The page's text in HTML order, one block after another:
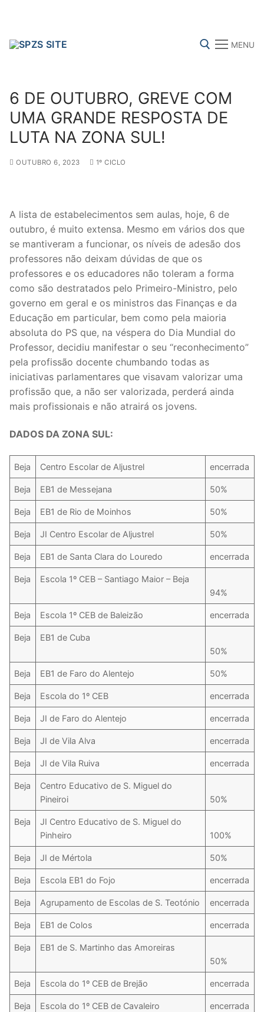
Search for:
MENU
FENPROF CGTP-IN FRENTE COMUM
sindicalização
Notícias
Legislação
Sectores
PRÉ-ESCOLAR
1º CICLO
2º/3º CEB / SECUNDÁRIO
ENSINO ARTÍSTICO
EDUCAÇÃO ESPECIAL
PARTICULAR / IPSS / MISERICÓRDIAS
ENSINO SUPERIOR
PROFESSORES CONTRATADOS
DOCENTES APOSENTADOS
Formação
Revista Intervir
Contactos
6 DE OUTUBRO, GREVE COM
UMA GRANDE RESPOSTA DE
LUTA NA ZONA SUL!
OUTUBRO 6, 2023 1º CICLO
A lista de estabelecimentos sem aulas, hoje, 6 de
outubro, é muito extensa. Mesmo em vários dos que
se mantiveram a funcionar, os níveis de adesão dos
professores não deixam dúvidas de que os
professores e os educadores não toleram a forma
como são destratados pelo Primeiro-Ministro, pelo
governo em geral e os ministros das Finanças e da
Educação em particular, bem como pela maioria
absoluta do PS que, na véspera do Dia Mundial do
Professor, decidiu manifestar o seu “reconhecimento”
pela profissão docente chumbando todas as
iniciativas parlamentares que visavam valorizar uma
profissão que, a não ser valorizada, perderá ainda
mais profissionais e não atrairá os jovens.
DADOS DA ZONA SUL:
Beja Centro Escolar de Aljustrel encerrada
Beja EB1 de Messejana 50%
Beja EB1 de Rio de Moinhos 50%
Beja JI Centro Escolar de Aljustrel 50%
Beja EB1 de Santa Clara do Louredo encerrada
Beja
Escola 1º CEB – Santiago Maior – Beja
94%
Beja Escola 1º CEB de Baleizão encerrada
Beja
EB1 de Cuba
50%
Beja EB1 de Faro do Alentejo 50%
Beja Escola do 1º CEB encerrada
Beja JI de Faro do Alentejo encerrada
Beja JI de Vila Alva encerrada
Beja JI de Vila Ruiva encerrada
Beja
Centro Educativo de S. Miguel do
Pineiroi
50%
Beja
JI Centro Educativo de S. Miguel do
Pinheiro
100%
Beja JI de Mértola 50%
Beja Escola EB1 do Fojo encerrada
Beja Agrupamento de Escolas de S. Teotónio encerrada
Beja EB1 de Colos encerrada
Beja
EB1 de S. Martinho das Amoreiras
50%
Beja Escola do 1º CEB de Brejão encerrada
Beja Escola do 1º CEB de Cavaleiro encerrada